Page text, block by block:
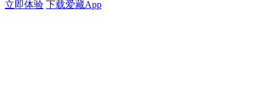
立即体验 下载爱藏App